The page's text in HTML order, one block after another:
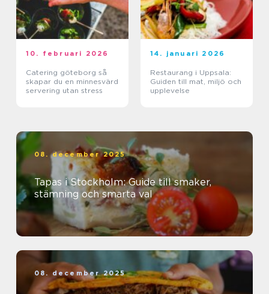
10. februari 2026
Catering göteborg så
skapar du en minnesvärd
servering utan stress
14. januari 2026
Restaurang i Uppsala:
Guiden till mat, miljö och
upplevelse
08. december 2025
Tapas i Stockholm: Guide till smaker,
stämning och smarta val
08. december 2025